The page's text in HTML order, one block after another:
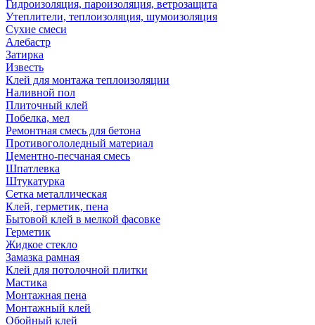
Гидроизоляция, пароизоляция, ветрозащита
Утеплители, теплоизоляция, шумоизоляция
Сухие смеси
Алебастр
Затирка
Известь
Клей для монтажа теплоизоляции
Наливной пол
Плиточный клей
Побелка, мел
Ремонтная смесь для бетона
Противогололедный материал
Цементно-песчаная смесь
Шпатлевка
Штукатурка
Сетка металлическая
Клей, герметик, пена
Бытовой клей в мелкой фасовке
Герметик
Жидкое стекло
Замазка рамная
Клей для потолочной плитки
Мастика
Монтажная пена
Монтажный клей
Обойный клей